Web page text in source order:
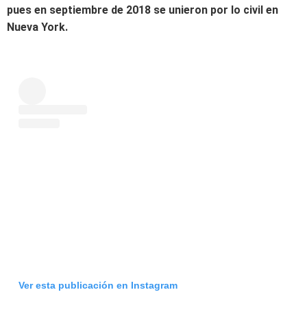
pues en septiembre de 2018 se unieron por lo civil en
Nueva York.
Ver esta publicación en Instagram